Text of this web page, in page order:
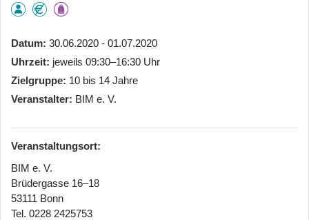
Datum 30.06.2020 - 01.07.2020
Uhrzeit jeweils 09:30–16:30 Uhr
Zielgruppe 10 bis 14 Jahre
Veranstalter BIM e. V.
Veranstaltungsort:
BIM e. V.
Brüdergasse 16–18
53111 Bonn
Tel. 0228 2425753